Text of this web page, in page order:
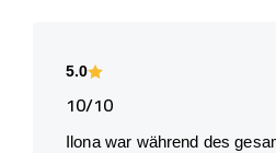
5.0
10/10
Ilona war während des